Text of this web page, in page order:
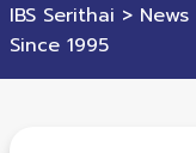
IBS Serithai > News
Since 1995